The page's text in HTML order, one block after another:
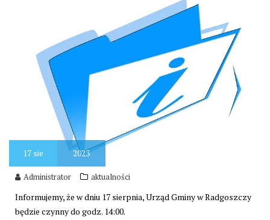
17 sie 2023
Administrator aktualności
Informujemy, że w dniu 17 sierpnia, Urząd Gminy w Radgoszczy
będzie czynny do godz. 14:00.